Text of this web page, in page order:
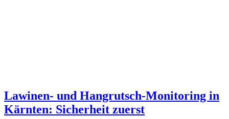
Lawinen- und Hangrutsch-Monitoring in
Kärnten: Sicherheit zuerst